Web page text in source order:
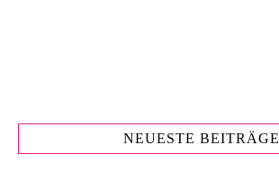
NEUESTE BEITRÄGE